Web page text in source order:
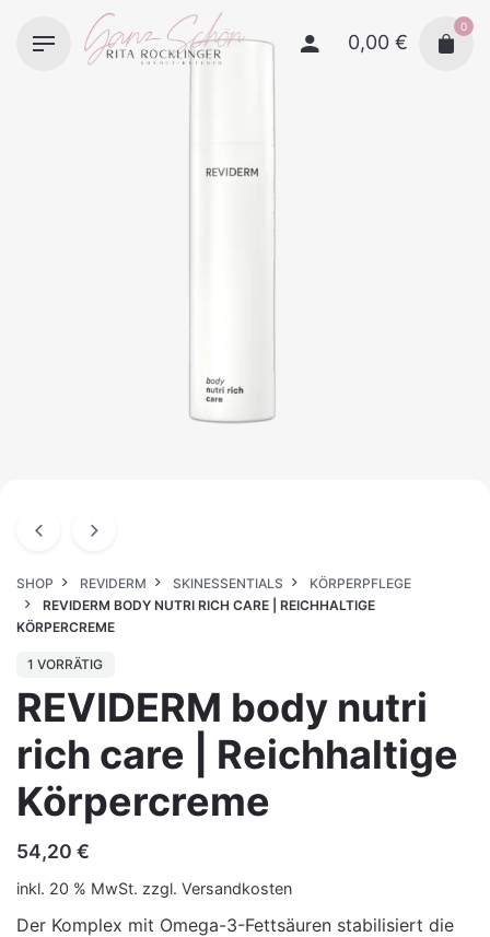
0,00 €
0
SHOP REVIDERM SKINESSENTIALS
KÖRPERPFLEGE
REVIDERM BODY NUTRI RICH CARE | REICHHALTIGE
KÖRPERCREME
1 VORRÄTIG
REVIDERM body nutri
rich care | Reichhaltige
Körpercreme
54,20 €
inkl. 20 % MwSt. zzgl. Versandkosten
Der Komplex mit Omega-3-Fettsäuren stabilisiert die